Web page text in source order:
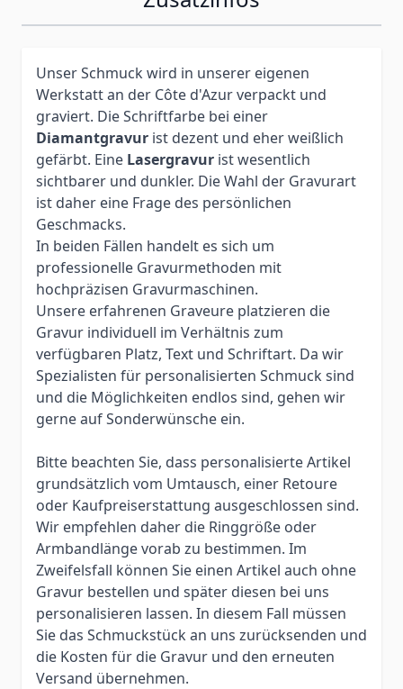
Unser Schmuck wird in unserer eigenen
Werkstatt an der Côte d'Azur verpackt und
graviert. Die Schriftfarbe bei einer
Diamantgravur ist dezent und eher weißlich
gefärbt. Eine Lasergravur ist wesentlich
sichtbarer und dunkler. Die Wahl der Gravurart
ist daher eine Frage des persönlichen
Geschmacks.
In beiden Fällen handelt es sich um
professionelle Gravurmethoden mit
hochpräzisen Gravurmaschinen.
Unsere erfahrenen Graveure platzieren die
Gravur individuell im Verhältnis zum
verfügbaren Platz, Text und Schriftart. Da wir
Spezialisten für personalisierten Schmuck sind
und die Möglichkeiten endlos sind, gehen wir
gerne auf Sonderwünsche ein.
Bitte beachten Sie, dass personalisierte Artikel
grundsätzlich vom Umtausch, einer Retoure
oder Kaufpreiserstattung ausgeschlossen sind.
Wir empfehlen daher die Ringgröße oder
Armbandlänge vorab zu bestimmen. Im
Zweifelsfall können Sie einen Artikel auch ohne
Gravur bestellen und später diesen bei uns
personalisieren lassen. In diesem Fall müssen
Sie das Schmuckstück an uns zurücksenden und
die Kosten für die Gravur und den erneuten
Versand übernehmen.